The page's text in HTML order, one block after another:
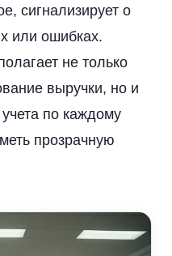
сигнализирует о
или ошибках.
не только
выручки, но и
по каждому
прозрачную